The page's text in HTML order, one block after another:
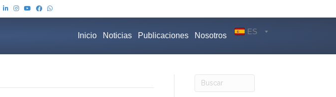
Inicio Noticias Publicaciones Nosotros ES